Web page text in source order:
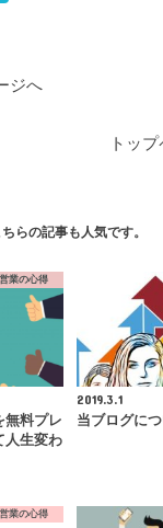
ジへ
トッ
ちらの記事も人気です。
営業の心得
無料プレ
人生変わ
2019.3.1
当ブログに
営業の心得